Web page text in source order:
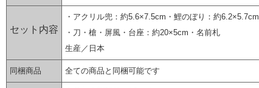
セット内容
・アクリル兜：約5.6×7.5cm・鯉のぼり：約6.2×5.7cm
・刀・槍・屏風・台座：約20×5cm・名前札
生産／日本
同梱商品 全ての商品と同梱可能です